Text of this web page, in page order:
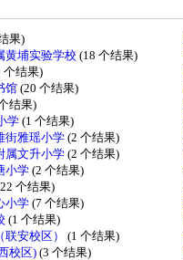
果)
黄埔实验学校(18 个结果)
个结果)
馆(20 个结果)
结果)
学(1 个结果)
街雅瑶小学(2 个结果)
属文升小学(2 个结果)
小学(2 个结果)
个结果)
小学(7 个结果)
(1 个结果)
联安校区）(1 个结果)
校区)(3 个结果)